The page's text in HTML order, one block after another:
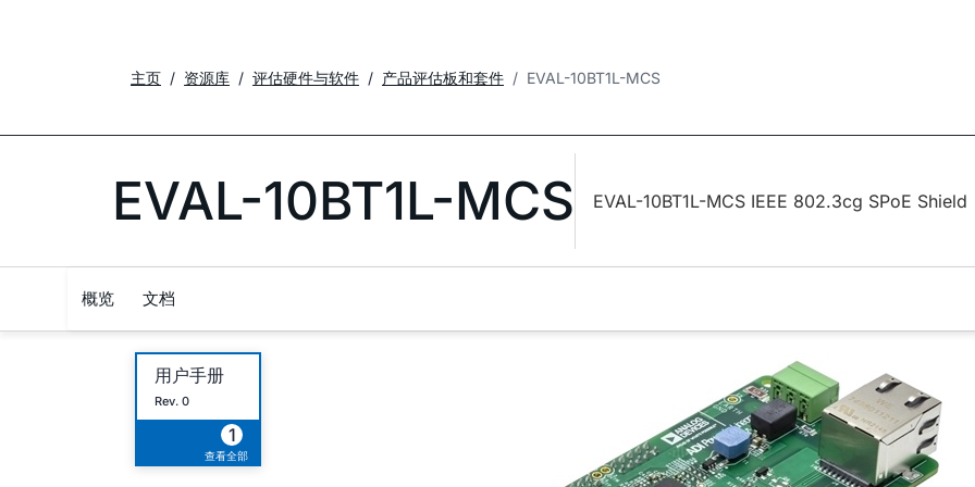
主页 资源库 评估硬件与软件 产品评估板和套件 EVAL-10BT1L-MCS
EVAL-10BT1L-MCS EVAL-10BT1L-MCS IEEE 802.3cg SPoE Shield
概览 文档
用户手册
Rev. 0
1
查看全部